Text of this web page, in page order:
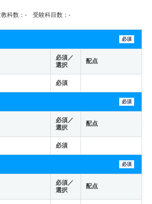
科数：- 受験科目数：-
必須
必須／
選択
配点
必須
必須
必須／
選択
配点
必須
必須
必須／
選択
配点